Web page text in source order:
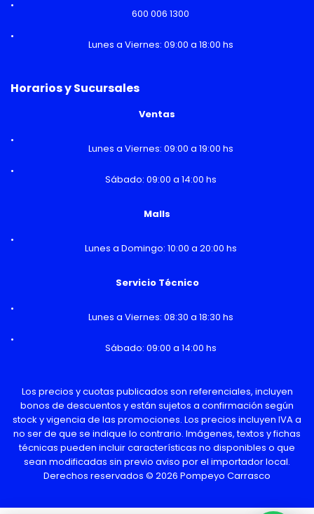
600 006 1300
Lunes a Viernes: 09:00 a 18:00 hs
Horarios y Sucursales
Ventas
Lunes a Viernes: 09:00 a 19:00 hs
Sábado: 09:00 a 14:00 hs
Malls
Lunes a Domingo: 10:00 a 20:00 hs
Servicio Técnico
Lunes a Viernes: 08:30 a 18:30 hs
Sábado: 09:00 a 14:00 hs
Los precios y cuotas publicados son referenciales, incluyen
bonos de descuentos y están sujetos a confirmación según
stock y vigencia de las promociones. Los precios incluyen IVA a
no ser de que se indique lo contrario. Imágenes, textos y fichas
técnicas pueden incluir características no disponibles o que
sean modificadas sin previo aviso por el importador local.
Derechos reservados © 2026 Pompeyo Carrasco